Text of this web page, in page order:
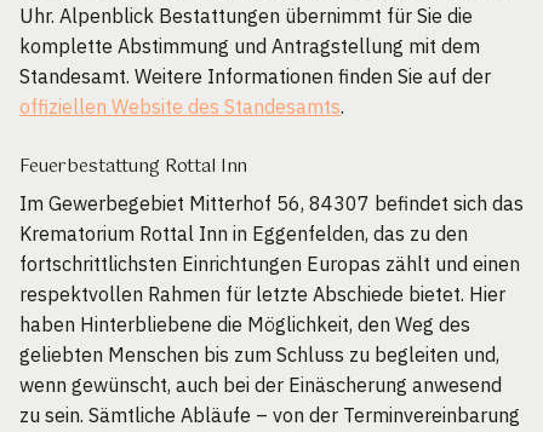
Uhr. Alpenblick Bestattungen übernimmt für Sie die
komplette Abstimmung und Antragstellung mit dem
Standesamt. Weitere Informationen finden Sie auf der
offiziellen Website des Standesamts.
Feuerbestattung Rottal Inn
Im Gewerbegebiet Mitterhof 56, 84307 befindet sich das
Krematorium Rottal Inn in Eggenfelden, das zu den
fortschrittlichsten Einrichtungen Europas zählt und einen
respektvollen Rahmen für letzte Abschiede bietet. Hier
haben Hinterbliebene die Möglichkeit, den Weg des
geliebten Menschen bis zum Schluss zu begleiten und,
wenn gewünscht, auch bei der Einäscherung anwesend
zu sein. Sämtliche Abläufe – von der Terminvereinbarung